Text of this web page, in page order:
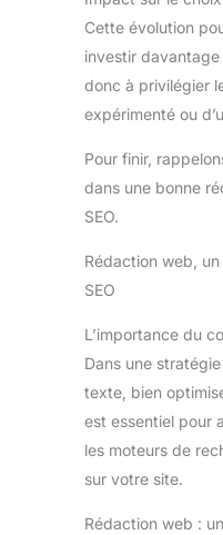
Cette évolution
investir
donc à privilégier
expérimenté ou
Pour finir,
dans une bonne
SEO.
Rédaction web,
SEO
L’importance du
Dans une stratégie
texte, bien
est essentiel pour
les moteurs de
sur votre site.
Rédaction web :